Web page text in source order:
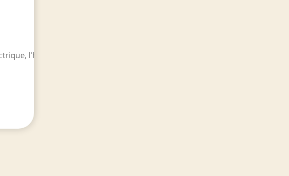
la filière photovoltaïque est amenée à se développer fortement dans...
l’hydroélectricité augmente très peu ses nouvelles capacités. Alors